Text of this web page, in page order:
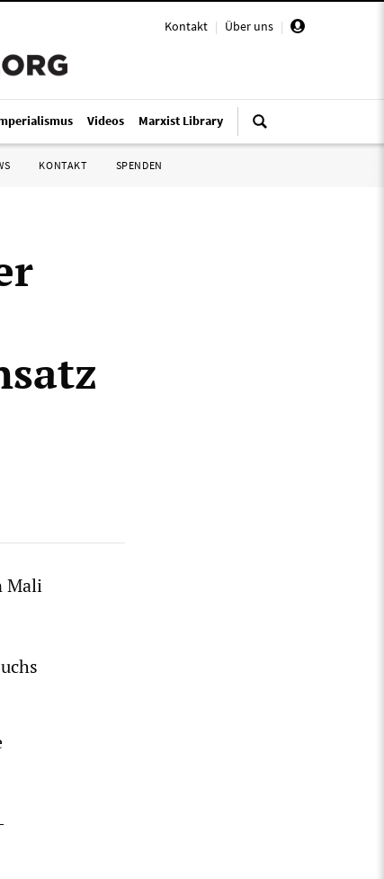
Kontakt | Über uns |
Videos Marxist Library
KONTAKT SPENDEN
Mali